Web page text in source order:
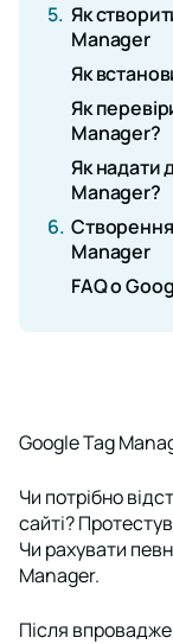
5. Як
Manager
Як
Як
Manager?
Як надати
Manager?
6.
Manager
FAQ о
Google Tag
Чи потрібно
сайті?
Чи рахувати
Manager.
Після